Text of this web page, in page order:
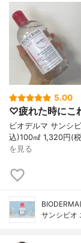
5.00
♡疲れた時にこ
ビオデルマ サンシ
込)100㎖ 1,320円(
を見る
サンシビオ